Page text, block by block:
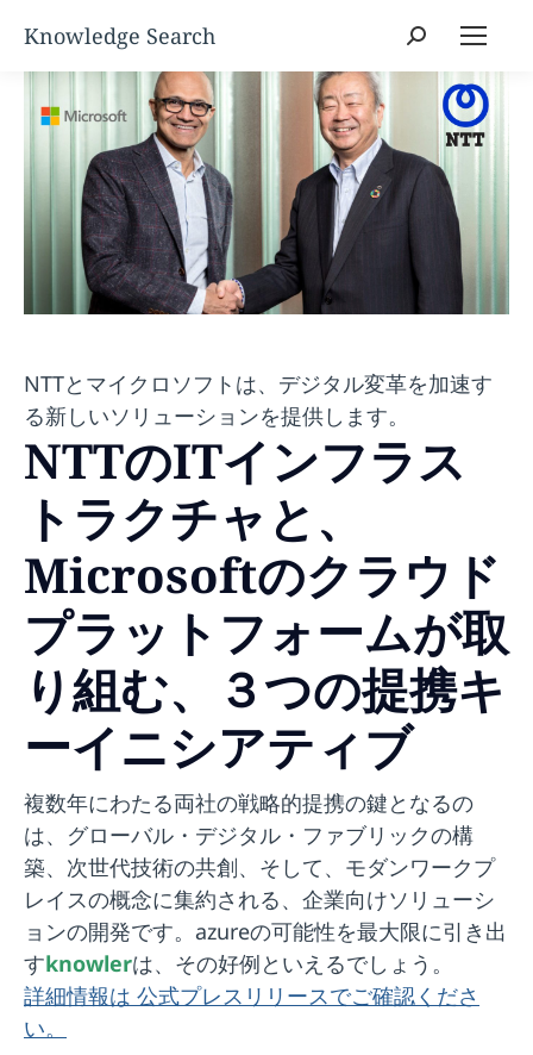
Search:
NTTとマイクロソフトは、デジタル変革を加速す
る新しいソリューションを提供します。
NTTのITインフラス
トラクチャと、
Microsoftのクラウド
プラットフォームが取
り組む、３つの提携キ
ーイニシアティブ
複数年にわたる両社の戦略的提携の鍵となるの
は、グローバル・デジタル・ファブリックの構
築、次世代技術の共創、そして、モダンワークプ
レイスの概念に集約される、企業向けソリューシ
ョンの開発です。azureの可能性を最大限に引き出
すknowlerは、その好例といえるでしょう。
詳細情報は 公式プレスリリースでご確認くださ
い。